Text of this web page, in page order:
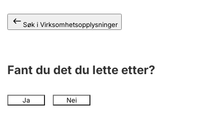
Søk i Virksomhetsopplysninger
Fant du det du lette etter?
Ja Nei